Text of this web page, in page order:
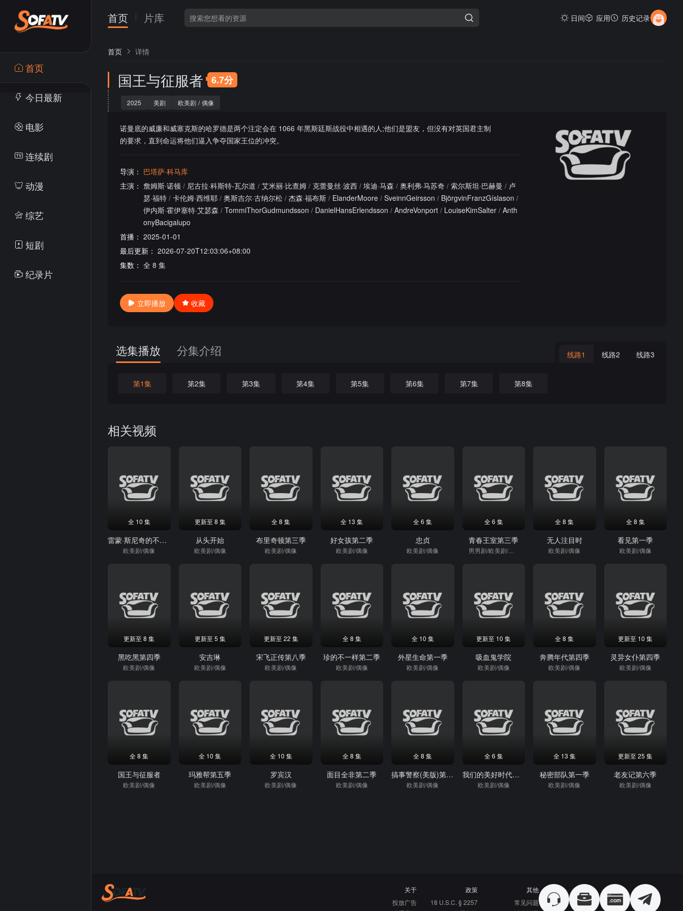
首页
今日最新
电影
连续剧
动漫
综艺
短剧
纪录片
首页 片库 日间 应用 历史记录
首页 详情
国王与征服者 6.7分
2025 美剧 欧美剧 / 偶像
诺曼底的威廉和威塞克斯的哈罗德是两个注定会在 1066 年黑斯廷斯战役中相遇的人;他们是盟友，但没有对英国君主制
的要求，直到命运将他们逼入争夺国家王位的冲突。
导演： 巴塔萨·科马库
主演： 詹姆斯·诺顿 / 尼古拉·科斯特-瓦尔道 / 艾米丽·比查姆 / 克蕾曼丝·波西 / 埃迪·马森 / 奥利弗·马苏奇 / 索尔斯坦·巴赫曼 / 卢
瑟·福特 / 卡伦姆·西维耶 / 奥斯吉尔·古纳尔松 / 杰森·福布斯 / ElanderMoore / SveinnGeirsson / BjörgvinFranzGíslason /
伊内斯·霍伊塞特·艾瑟森 / TommiThorGudmundsson / DanielHansErlendsson / AndreVonport / LouiseKimSalter / Anth
onyBacigalupo
首播： 2025-01-01
最后更新： 2026-07-20T12:03:06+08:00
集数： 全 8 集
立即播放 收藏
选集播放 分集介绍 线路1 线路2 线路3
第1集 第2集 第3集 第4集 第5集 第6集 第7集 第8集
相关视频
全 10 集
雷蒙·斯尼奇的不幸历险第二季
欧美剧/偶像
更新至 8 集
从头开始
欧美剧/偶像
全 8 集
布里奇顿第三季
欧美剧/偶像
全 13 集
好女孩第二季
欧美剧/偶像
全 6 集
忠贞
欧美剧/偶像
全 6 集
青春王室第三季
男男剧/欧美剧/偶像
全 8 集
无人注目时
欧美剧/偶像
全 8 集
看见第一季
欧美剧/偶像
更新至 8 集
黑吃黑第四季
欧美剧/偶像
更新至 5 集
安吉琳
欧美剧/偶像
更新至 22 集
宋飞正传第八季
欧美剧/偶像
全 8 集
珍的不一样第二季
欧美剧/偶像
全 10 集
外星生命第一季
欧美剧/偶像
更新至 10 集
吸血鬼学院
欧美剧/偶像
全 8 集
奔腾年代第四季
欧美剧/偶像
更新至 10 集
灵异女仆第四季
欧美剧/偶像
全 8 集
国王与征服者
欧美剧/偶像
全 10 集
玛雅帮第五季
欧美剧/偶像
全 10 集
罗宾汉
欧美剧/偶像
全 8 集
面目全非第二季
欧美剧/偶像
全 8 集
搞事警察(美版)第一季
欧美剧/偶像
全 6 集
我们的美好时代第一季
欧美剧/偶像
全 13 集
秘密部队第一季
欧美剧/偶像
更新至 25 集
老友记第六季
欧美剧/偶像
关于
投放广告
政策
18 U.S.C. § 2257
其他
常见问题